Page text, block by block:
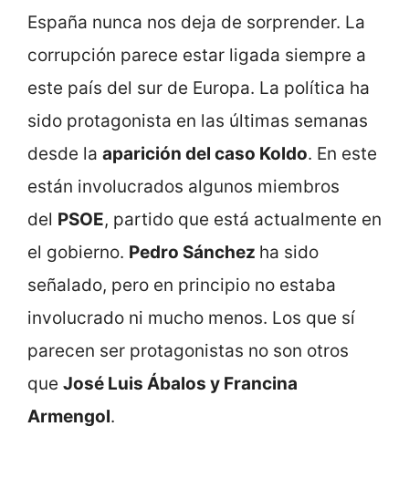
España nunca nos deja de sorprender. La
corrupción parece estar ligada siempre a
este país del sur de Europa. La política ha
sido protagonista en las últimas semanas
desde la aparición del caso Koldo. En este
están involucrados algunos miembros
del PSOE, partido que está actualmente en
el gobierno. Pedro Sánchez ha sido
señalado, pero en principio no estaba
involucrado ni mucho menos. Los que sí
parecen ser protagonistas no son otros
que José Luis Ábalos y Francina
Armengol.